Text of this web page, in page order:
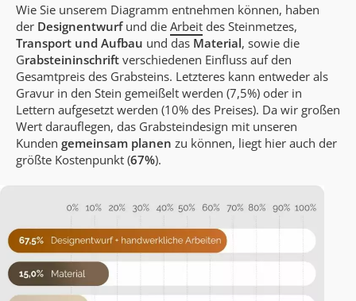
Wie Sie unserem Diagramm entnehmen können, haben
der Designentwurfund die Arbeit des Steinmetzes,
Transport und Aufbau und das Material, sowie die
Grabsteininschrift verschiedenen Einfluss auf den
Gesamtpreis des Grabsteins. Letzteres kann entweder als
Gravur in den Stein gemeißelt werden (7,5%) oder in
Lettern aufgesetzt werden (10% des Preises). Da wir großen
Wert darauflegen, das Grabsteindesign mit unseren
Kunden gemeinsam planen zu können, liegt hier auch der
größte Kostenpunkt (67%).